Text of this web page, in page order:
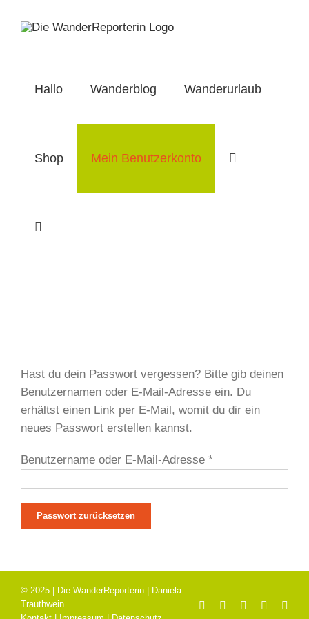
Inhalt
Hallo Wanderblog Wanderurlaub
Shop Mein Benutzerkonto
Hast du dein Passwort vergessen? Bitte gib deinen
Benutzernamen oder E-Mail-Adresse ein. Du
erhältst einen Link per E-Mail, womit du dir ein
neues Passwort erstellen kannst.
Benutzername oder E-Mail-Adresse *Erforderlich
Passwort zurücksetzen
© 2025 | Die WanderReporterin | Daniela
Trauthwein
Facebook InstagramPinterest